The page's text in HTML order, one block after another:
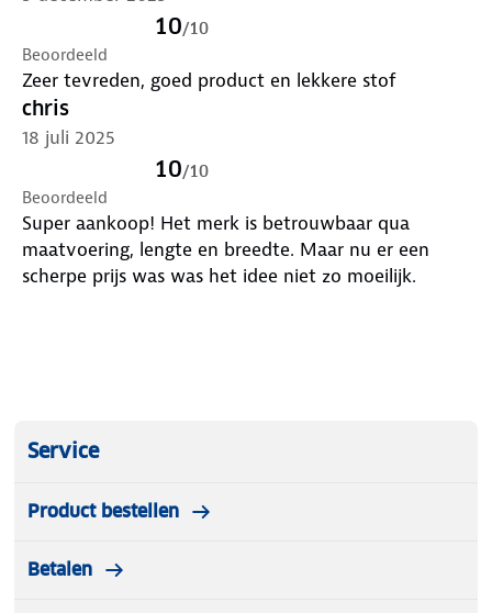
10/10
Beoordeeld
Zeer tevreden, goed product en lekkere stof
chris
18 juli 2025
10/10
Beoordeeld
Super aankoop! Het merk is betrouwbaar qua
maatvoering, lengte en breedte. Maar nu er een
scherpe prijs was was het idee niet zo moeilijk.
Service
Product bestellen
Betalen